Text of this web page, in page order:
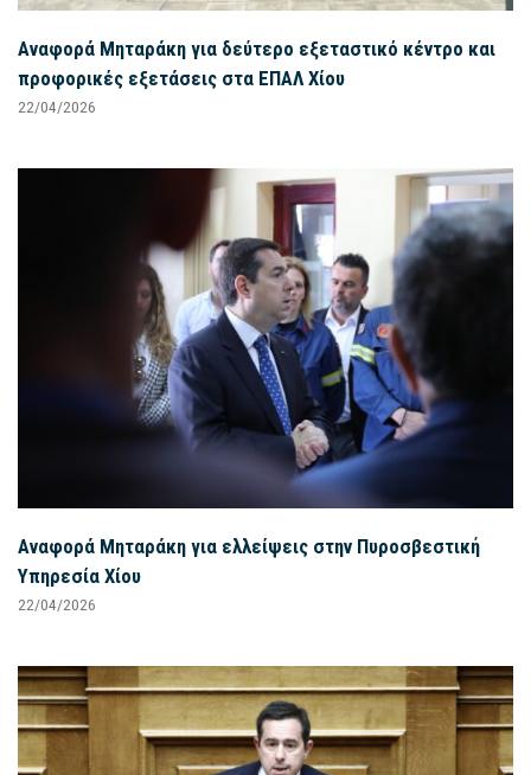
Αναφορά Μηταράκη για δεύτερο εξεταστικό κέντρο και
προφορικές εξετάσεις στα ΕΠΑΛ Χίου
22/04/2026
Αναφορά Μηταράκη για ελλείψεις στην Πυροσβεστική
Υπηρεσία Χίου
22/04/2026